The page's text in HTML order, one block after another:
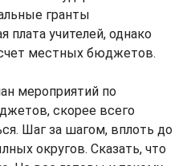
гранты
плата учителей, однако
местных бюджетов.
мероприятий по
скорее всего
Шаг за шагом, вплоть до
округов. Сказать, что